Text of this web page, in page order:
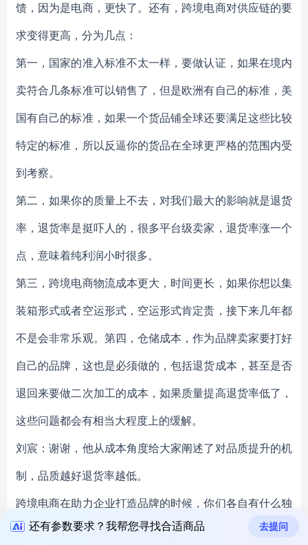
馈，因为是电商，更快了。还有，跨境电商对供应链的要
求变得更高，分为几点：
第一，国家的准入标准不太一样，要做认证，如果在境内
卖符合几条标准可以销售了，但是欧洲有自己的标准，美
国有自己的标准，如果一个货品铺全球还要满足这些比较
特定的标准，所以反逼你的货品在全球更严格的范围内受
到考察。
第二，如果你的质量上不去，对我们最大的影响就是退货
率，退货率是挺吓人的，很多平台级卖家，退货率涨一个
点，意味着纯利润小时很多。
第三，跨境电商物流成本更大，时间更长，如果你想以集
装箱形式或者空运形式，空运形式肯定贵，接下来几年都
不是会非常乐观。第四，仓储成本，作为品牌卖家要打好
自己的品牌，这也是必须做的，包括退货成本，甚至是否
退回来要做二次加工的成本，如果质量提高退货率低了，
这些问题都会有相当大程度上的缓解。
刘宸：谢谢，他从成本角度给大家阐述了对品质提升的机
制，品质越好退货率越低。
跨境电商在助力企业打造品牌的时候，你们各自有什么独
特的价值点？你认为要成为全球品牌，哪一个点上你认为
还有参数要求？我帮您寻找合适商品 去提问